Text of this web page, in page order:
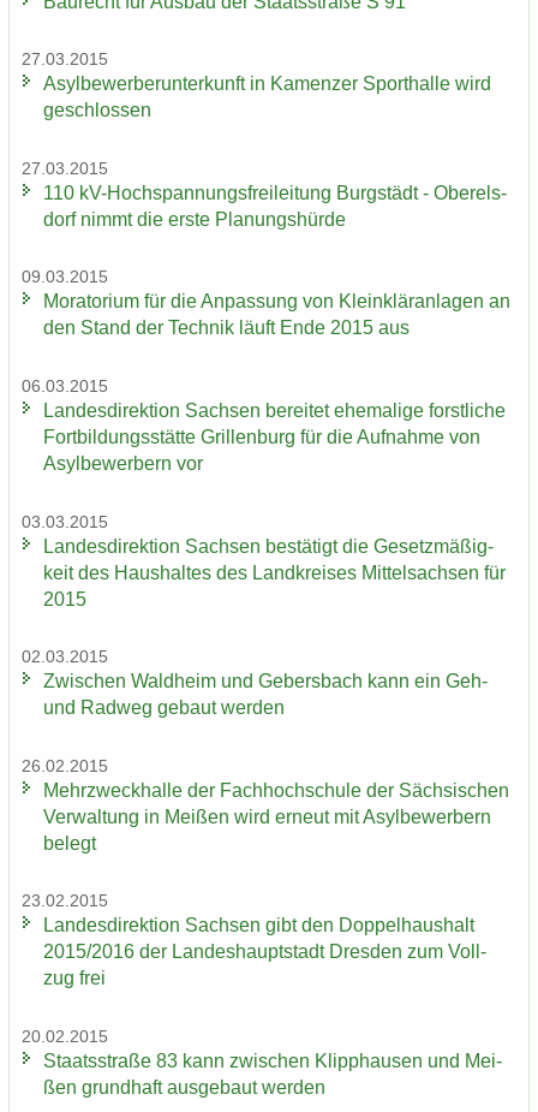
27.03.2015
Asyl­be­wer­ber­un­ter­kunft in Ka­men­zer Sport­hal­le wird
ge­schlos­sen
27.03.2015
110 kV-​Hochspannungsfreileitung Burg­städt - Ober­els­
dorf nimmt die erste Pla­nungs­hür­de
09.03.2015
Mo­ra­to­ri­um für die An­pas­sung von Klein­klär­an­la­gen an
den Stand der Tech­nik läuft Ende 2015 aus
06.03.2015
Lan­des­di­rek­ti­on Sach­sen be­rei­tet ehe­ma­li­ge forst­li­che
Fort­bil­dungs­stät­te Gril­len­burg für die Auf­nah­me von
Asyl­be­wer­bern vor
03.03.2015
Lan­des­di­rek­ti­on Sach­sen be­stä­tigt die Ge­setz­mä­ßig­
keit des Haus­hal­tes des Land­krei­ses Mit­tel­sach­sen für
2015
02.03.2015
Zwi­schen Wald­heim und Ge­bers­bach kann ein Geh-
und Rad­weg ge­baut wer­den
26.02.2015
Mehr­zweck­hal­le der Fach­hoch­schu­le der Säch­si­schen
Ver­wal­tung in Mei­ßen wird er­neut mit Asyl­be­wer­bern
be­legt
23.02.2015
Lan­des­di­rek­ti­on Sach­sen gibt den Dop­pel­haus­halt
2015/2016 der Lan­des­haupt­stadt Dres­den zum Voll­
zug frei
20.02.2015
Staats­stra­ße 83 kann zwi­schen Klipp­hau­sen und Mei­
ßen grund­haft aus­ge­baut wer­den